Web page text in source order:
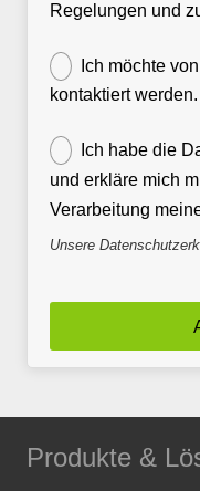
Regelungen und
Ich möchte
kontaktiert werden.
Ich habe die
und erkläre mich
Verarbeitung
Unsere
Produkte &